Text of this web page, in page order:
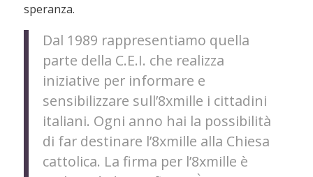
speranza.
Dal 1989 rappresentiamo quella
parte della C.E.I. che realizza
iniziative per informare e
sensibilizzare sull’8xmille i cittadini
italiani. Ogni anno hai la possibilità
di far destinare l’8xmille alla Chiesa
cattolica. La firma per l’8xmille è